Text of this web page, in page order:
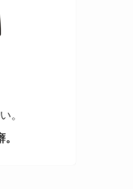
。